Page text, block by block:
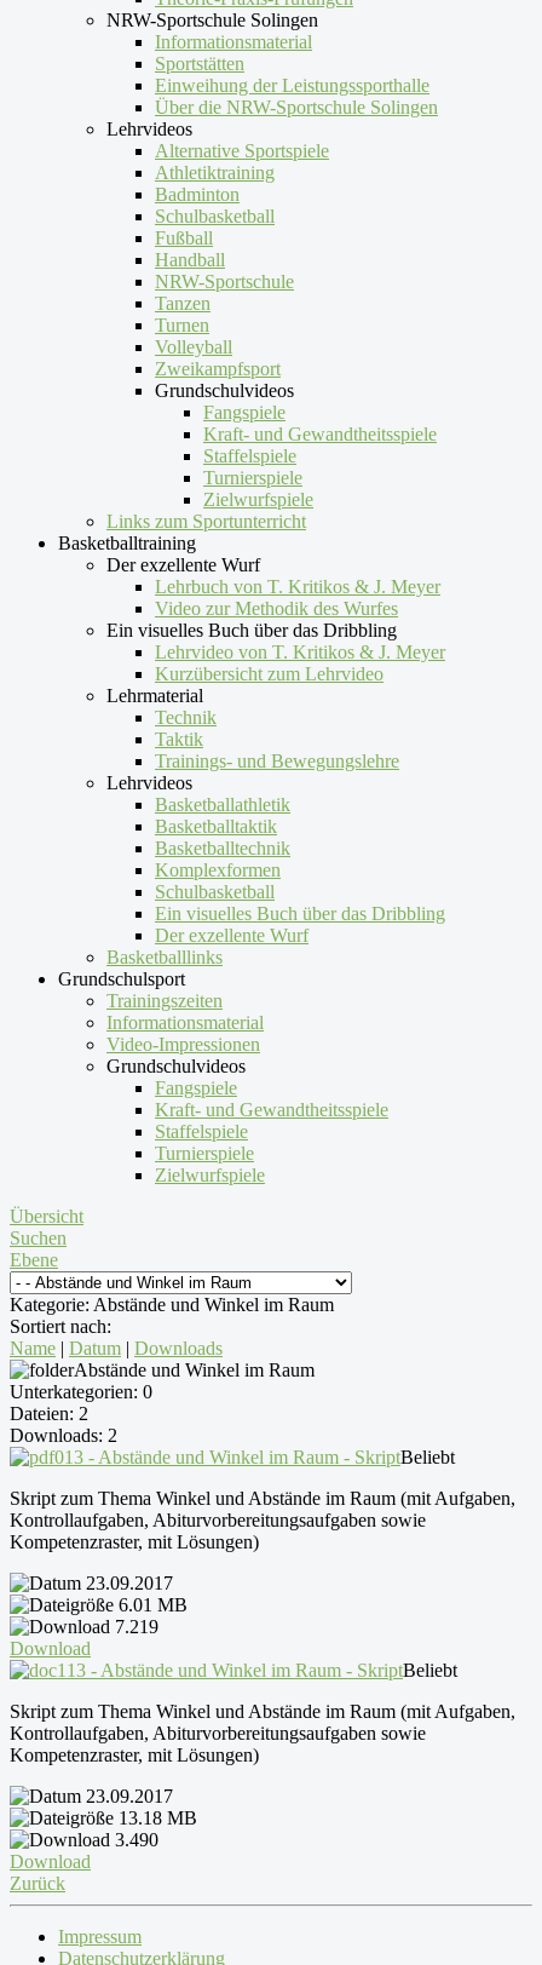
NRW-Sportschule Solingen
Informationsmaterial
Sportstätten
Einweihung der Leistungssporthalle
Über die NRW-Sportschule Solingen
Lehrvideos
Alternative Sportspiele
Athletiktraining
Badminton
Schulbasketball
Fußball
Handball
NRW-Sportschule
Tanzen
Turnen
Volleyball
Zweikampfsport
Grundschulvideos
Fangspiele
Kraft- und Gewandtheitsspiele
Staffelspiele
Turnierspiele
Zielwurfspiele
Links zum Sportunterricht
Basketballtraining
Der exzellente Wurf
Lehrbuch von T. Kritikos & J. Meyer
Video zur Methodik des Wurfes
Ein visuelles Buch über das Dribbling
Lehrvideo von T. Kritikos & J. Meyer
Kurzübersicht zum Lehrvideo
Lehrmaterial
Technik
Taktik
Trainings- und Bewegungslehre
Lehrvideos
Basketballathletik
Basketballtaktik
Basketballtechnik
Komplexformen
Schulbasketball
Ein visuelles Buch über das Dribbling
Der exzellente Wurf
Basketballlinks
Grundschulsport
Trainingszeiten
Informationsmaterial
Video-Impressionen
Grundschulvideos
Fangspiele
Kraft- und Gewandtheitsspiele
Staffelspiele
Turnierspiele
Zielwurfspiele
Übersicht
Suchen
Ebene
Kategorie: Abstände und Winkel im Raum
Sortiert nach:
Name | Datum | Downloads
Abstände und Winkel im Raum
Unterkategorien: 0
Dateien: 2
Downloads: 2
13 - Abstände und Winkel im Raum - SkriptBeliebt
Skript zum Thema Winkel und Abstände im Raum (mit Aufgaben,
Kontrollaufgaben, Abiturvorbereitungsaufgaben sowie
Kompetenzraster, mit Lösungen)
23.09.2017
6.01 MB
7.219
Download
13 - Abstände und Winkel im Raum - SkriptBeliebt
Skript zum Thema Winkel und Abstände im Raum (mit Aufgaben,
Kontrollaufgaben, Abiturvorbereitungsaufgaben sowie
Kompetenzraster, mit Lösungen)
23.09.2017
13.18 MB
3.490
Download
Zurück
Impressum
Datenschutzerklärung